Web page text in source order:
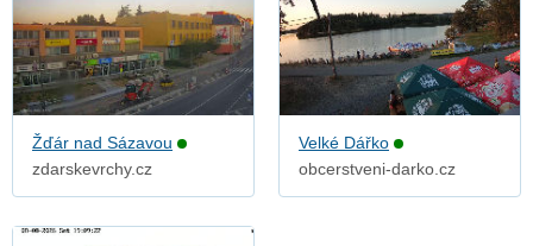
Žďár nad Sázavou
zdarskevrchy.cz
Velké Dářko
obcerstveni-darko.cz